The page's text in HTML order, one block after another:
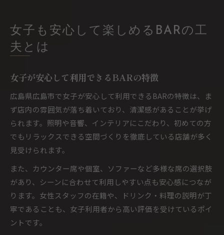
女子も安心して楽しめるBARの工
夫とは
女子が安心して利用できるBARの特徴
広島県広島市で女子が安心して利用できるBARの特徴は、ま
ず店内の雰囲気が落ち着いており、清潔感があることが挙げ
られます。照明や音響、インテリアにこだわり、初めての方
でもリラックスできる空間づくりを徹底している店舗が多く
見受けられます。
また、カウンター席や個室、ソファーなど多様な席の選択肢
があり、シーンに合わせて利用しやすい点も安心感につなが
ります。女性スタッフの在籍や、ドリンク・料理の説明が丁
寧であることも、女子利用者から高い評価を受けているポイ
ントです。